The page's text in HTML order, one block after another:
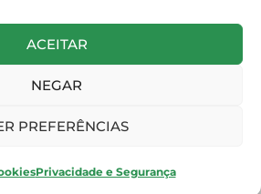
ACEITAR
NEGAR
PREFERÊNCIAS
Privacidade e Segurança